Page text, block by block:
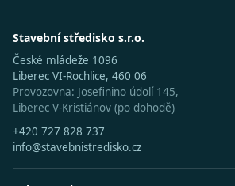
Stavební středisko s.r.o.
České mládeže 1096
Liberec VI-Rochlice, 460 06
Provozovna: Josefinino údolí 145,
Liberec V-Kristiánov (po dohodě)
+420 727 828 737
info@stavebnistredisko.cz